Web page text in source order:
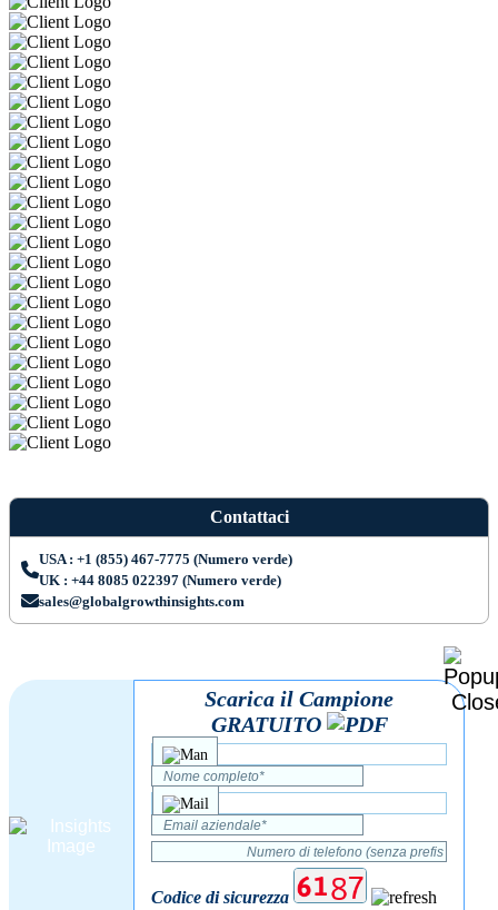
Contattaci
USA : +1 (855) 467-7775 (Numero verde)
UK : +44 8085 022397 (Numero verde)
sales@globalgrowthinsights.com
Scarica il Campione
GRATUITO
Codice di sicurezza